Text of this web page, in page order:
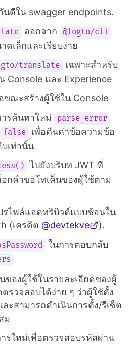
นดีใน swagger endpoints.
ออกจาก @logto/cli
ดเล็กและเรียบง่าย
translate
เฉพาะสำหรับ
Console และ Experience
ขณะสร้างผู้ใช้ใน Console
ารค้นหาใหม่
parse_error
false
เพื่อคืนค่าข้อความข้อ
เท่านั้น
ไปยังบริบท JWT ที่
อกคำขอโทเค็นของผู้ใช้ตาม
รไฟล์แอตทริบิวต์แบบซ้อนใน
(เครดิต @devtekve
).
ในการตอบกลับ
ของผู้ใช้ในรายละเอียดของผู้
รวจสอบได้ง่าย ๆ ว่าผู้ใช้ตั้ง
ะสามารถดำเนินการตั้ง/รีเซ็ต
ม
รใหม่เพื่อตรวจสอบรหัสผ่าน